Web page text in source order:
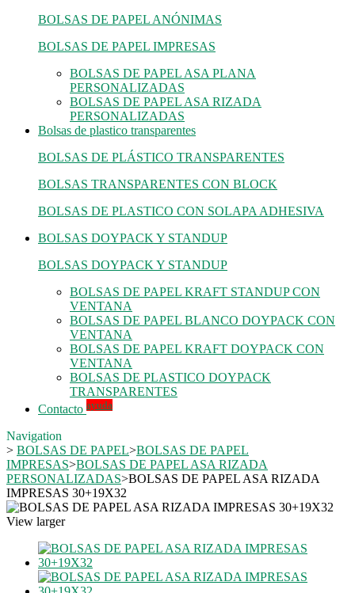
BOLSAS DE PAPEL ANÓNIMAS
BOLSAS DE PAPEL IMPRESAS
BOLSAS DE PAPEL ASA PLANA
PERSONALIZADAS
BOLSAS DE PAPEL ASA RIZADA
PERSONALIZADAS
Bolsas de plastico transparentes
BOLSAS DE PLÁSTICO TRANSPARENTES
BOLSAS TRANSPARENTES CON BLOCK
BOLSAS DE PLASTICO CON SOLAPA ADHESIVA
BOLSAS DOYPACK Y STANDUP
BOLSAS DOYPACK Y STANDUP
BOLSAS DE PAPEL KRAFT STANDUP CON
VENTANA
BOLSAS DE PAPEL BLANCO DOYPACK CON
VENTANA
BOLSAS DE PAPEL KRAFT DOYPACK CON
VENTANA
BOLSAS DE PLASTICO DOYPACK
TRANSPARENTES
Contacto ayuda
Navigation
> BOLSAS DE PAPEL>BOLSAS DE PAPEL
IMPRESAS>BOLSAS DE PAPEL ASA RIZADA
PERSONALIZADAS>BOLSAS DE PAPEL ASA RIZADA
IMPRESAS 30+19X32
View larger